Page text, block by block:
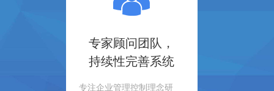
专家顾问团队，
持续性完善系统
专注企业管理控制理念研